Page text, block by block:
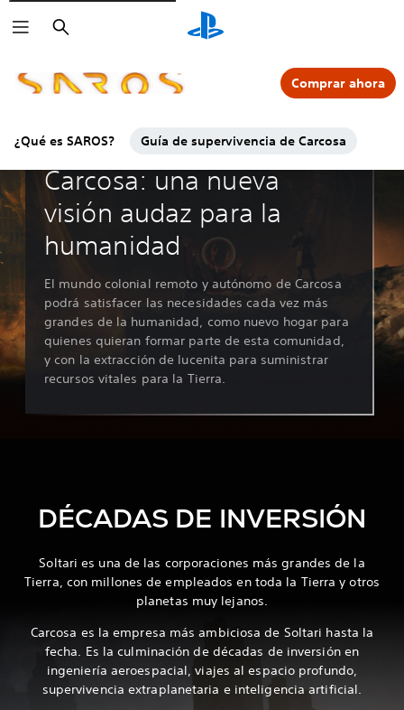
Buscar
¿Qué es SAROS? Guía de supervivencia de Carcosa
Comprar ahora
Carcosa: una nueva
visión audaz para la
humanidad
El mundo colonial remoto y autónomo de Carcosa
podrá satisfacer las necesidades cada vez más
grandes de la humanidad, como nuevo hogar para
quienes quieran formar parte de esta comunidad,
y con la extracción de lucenita para suministrar
recursos vitales para la Tierra.
DÉCADAS DE INVERSIÓN
Soltari es una de las corporaciones más grandes de la
Tierra, con millones de empleados en toda la Tierra y otros
planetas muy lejanos.
Carcosa es la empresa más ambiciosa de Soltari hasta la
fecha. Es la culminación de décadas de inversión en
ingeniería aeroespacial, viajes al espacio profundo,
supervivencia extraplanetaria e inteligencia artificial.